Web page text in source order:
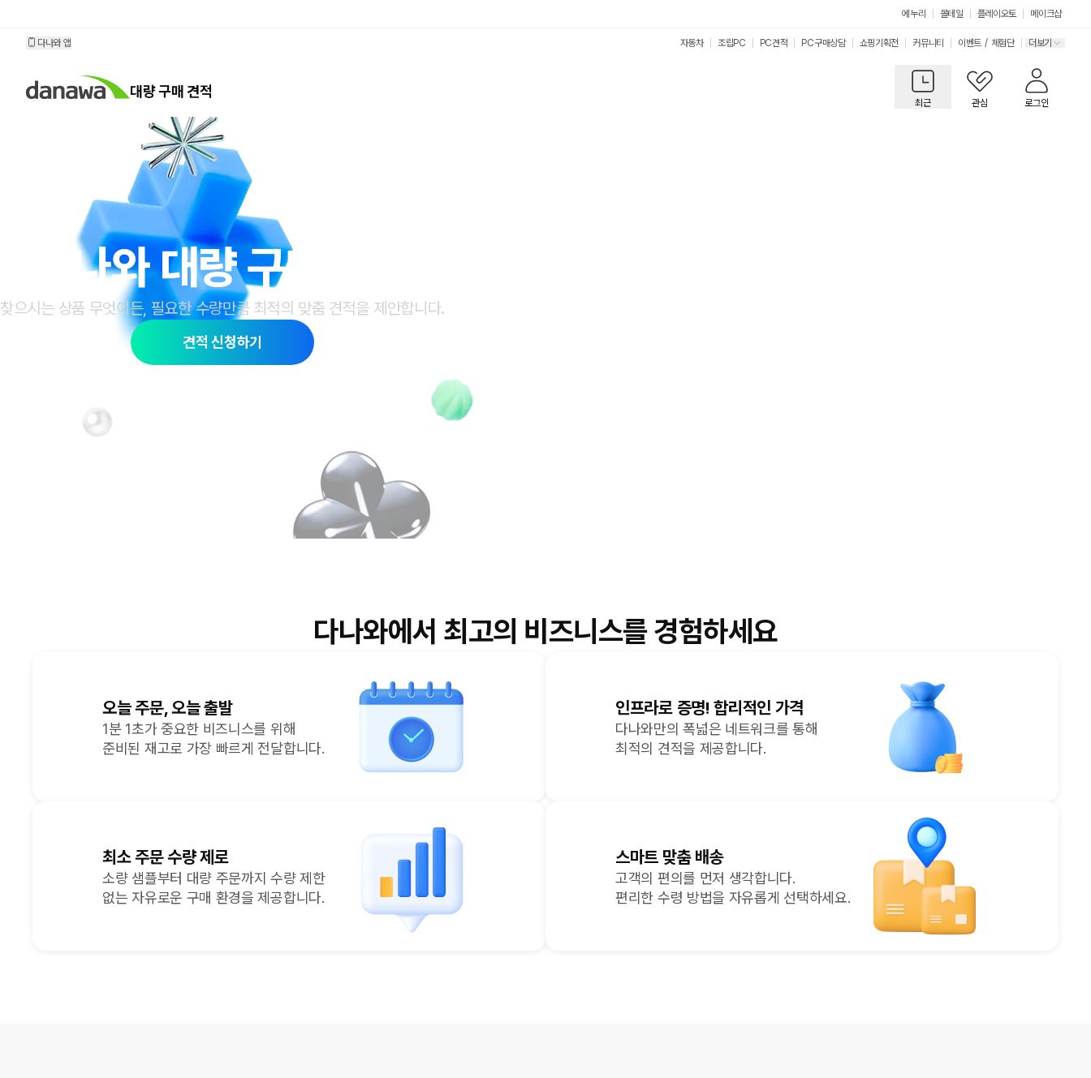
에누리 몰테일 플레이오토 메이크샵
다나와 앱 자동차 조립PC PC견적 PC구매상담 쇼핑기획전 커뮤니티 이벤트 / 체험단 더보기
대량 구매 견적
최근 관심 로그인
다나와 대량 구매 견적
찾으시는 상품 무엇이든, 필요한 수량만큼 최적의 맞춤 견적을 제안합니다.
견적 신청하기
다나와에서 최고의 비즈니스를경험하세요
오늘 주문, 오늘 출발
1분 1초가 중요한 비즈니스를 위해
준비된 재고로 가장 빠르게 전달합니다.
인프라로 증명! 합리적인 가격
다나와만의 폭넓은 네트워크를 통해
최적의 견적을 제공합니다.
최소 주문 수량 제로
소량 샘플부터 대량 주문까지 수량 제한
없는 자유로운 구매 환경을 제공합니다.
스마트 맞춤 배송
고객의 편의를 먼저 생각합니다.
편리한 수령 방법을 자유롭게 선택하세요.